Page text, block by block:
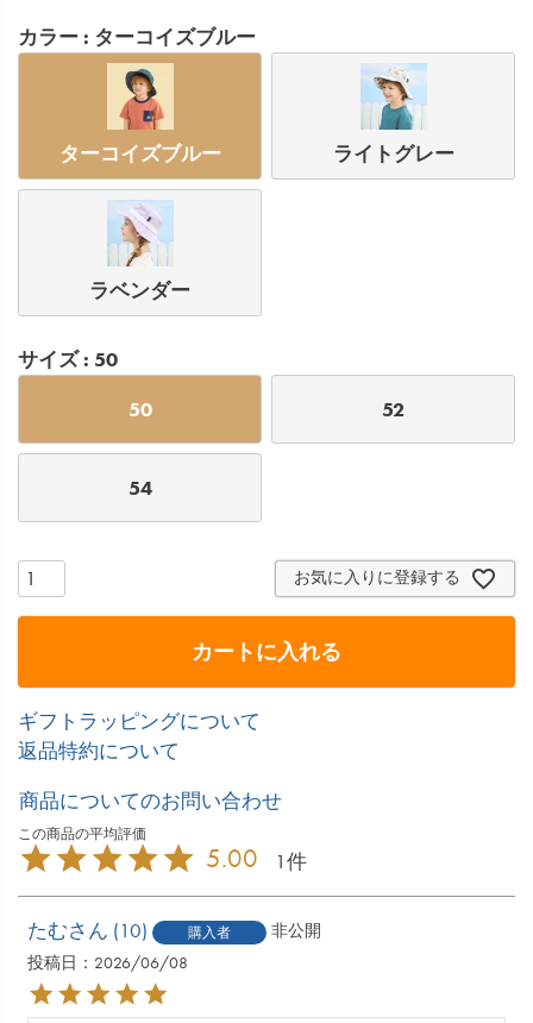
カラー ターコイズブルー
ターコイズブルー ライトグレー
ラベンダー
サイズ 50
50 52
54
お気に入りに登録する
カートに入れる
ギフトラッピングについて
返品特約について
商品についてのお問い合わせ
5.00 1
たむ 10 購入者
非公開
投稿日
2026/06/08